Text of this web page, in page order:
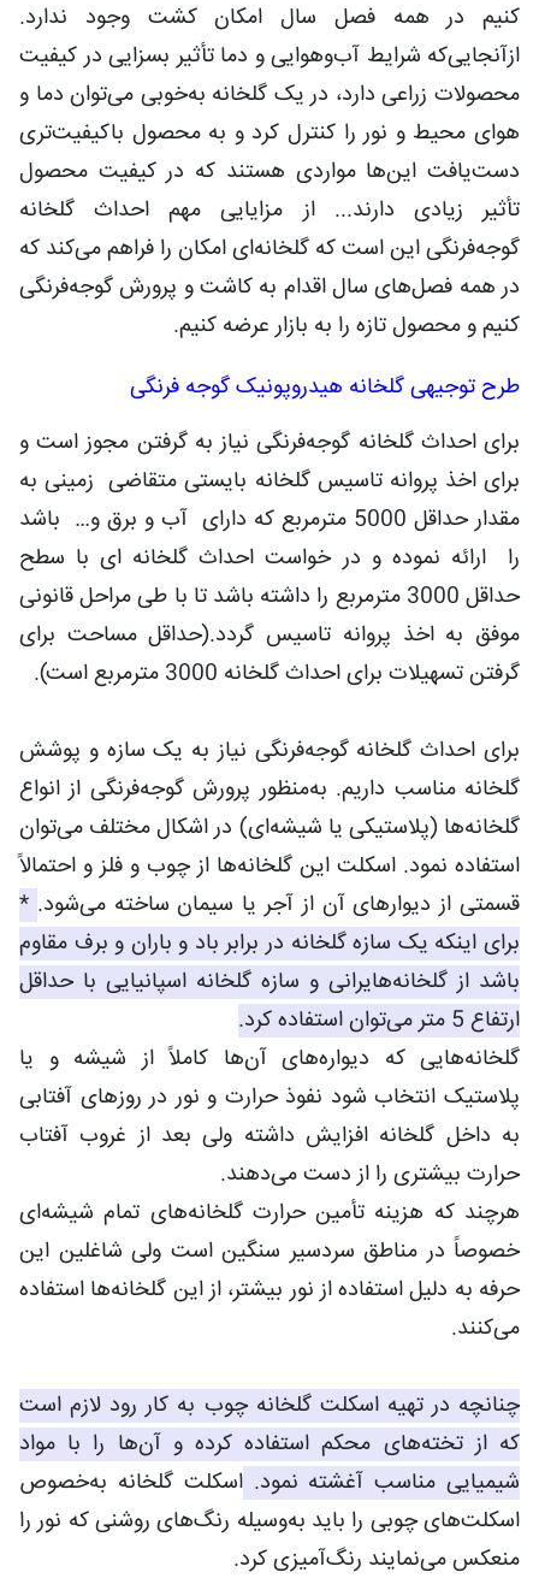
کنیم در همه فصل سال امکان کشت وجود ندارد.
ازآنجایی‌که شرایط آب‌وهوایی و دما تأثیر بسزایی در کیفیت
محصولات زراعی دارد، در یک گلخانه به‌خوبی می‌توان دما و
هوای محیط و نور را کنترل کرد و به محصول باکیفیت‌تری
دست‌یافت این‌ها مواردی هستند که در کیفیت محصول
تأثیر زیادی دارند... از مزایایی مهم احداث گلخانه
گوجه‌فرنگی این است که گلخانه‌ای امکان را فراهم می‌کند که
در همه فصل‌های سال اقدام به کاشت و پرورش گوجه‌فرنگی
کنیم و محصول تازه را به بازار عرضه کنیم.
طرح توجیهی گلخانه هیدروپونیک گوجه فرنگی
برای احداث گلخانه گوجه‌فرنگی نیاز به گرفتن مجوز است و
برای اخذ پروانه تاسیس گلخانه بایستی متقاضی زمینی به
مقدار حداقل 5000 مترمربع که دارای آب و برق و… باشد
را ارائه نموده و در خواست احداث گلخانه ای با سطح
حداقل 3000 مترمربع را داشته باشد تا با طی مراحل قانونی
موفق به اخذ پروانه تاسیس گردد.(حداقل مساحت برای
گرفتن تسهیلات برای احداث گلخانه 3000 مترمربع است).
برای احداث گلخانه گوجه‌فرنگی نیاز به یک سازه و پوشش
گلخانه مناسب داریم. به‌منظور پرورش گوجه‌فرنگی از انواع
گلخانه‌ها (پلاستیکی یا شیشه‌ای) در اشکال مختلف می‌توان
استفاده نمود. اسکلت این گلخانه‌ها از چوب و فلز و احتمالاً
قسمتی از دیوارهای آن از آجر یا سیمان ساخته می‌شود. *
برای اینکه یک سازه گلخانه در برابر باد و باران و برف مقاوم
باشد از گلخانه‌هایرانی و سازه گلخانه اسپانیایی با حداقل
ارتفاع 5 متر می‌توان استفاده کرد.
گلخانه‌هایی که دیواره‌های آن‌ها کاملاً از شیشه و یا
پلاستیک انتخاب شود نفوذ حرارت و نور در روزهای آفتابی
به داخل گلخانه افزایش داشته ولی بعد از غروب آفتاب
حرارت بیشتری را از دست می‌دهند.
هرچند که هزینه تأمین حرارت گلخانه‌های تمام شیشه‌ای
خصوصاً در مناطق سردسیر سنگین است ولی شاغلین این
حرفه به دلیل استفاده از نور بیشتر، از این گلخانه‌ها استفاده
می‌کنند.
چنانچه در تهیه اسکلت گلخانه چوب به کار رود لازم است
که از تخته‌های محکم استفاده کرده و آن‌ها را با مواد
شیمیایی مناسب آغشته نمود.اسکلت گلخانه به‌خصوص
اسکلت‌های چوبی را باید به‌وسیله رنگ‌های روشنی که نور را
منعکس می‌نمایند رنگ‌آمیزی کرد.